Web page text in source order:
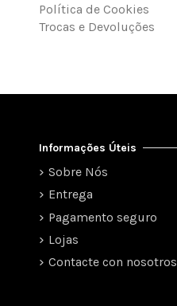
Política de Cookies
Trocas e Devoluções
Informações Úteis
Sobre Nós
Entrega
Pagamento seguro
Lojas
Contacte con nosotros